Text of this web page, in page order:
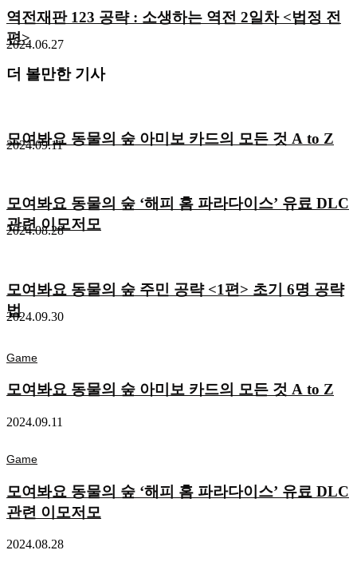
역전재판 123 공략 : 소생하는 역전 2일차 <법정 전
편>
2024.06.27
더 볼만한 기사
모여봐요 동물의 숲 아미보 카드의 모든 것 A to Z
2024.09.11
모여봐요 동물의 숲 ‘해피 홈 파라다이스’ 유료 DLC
관련 이모저모
2024.08.28
모여봐요 동물의 숲 주민 공략 <1편> 초기 6명 공략
법
2024.09.30
Game
모여봐요 동물의 숲 아미보 카드의 모든 것 A to Z
2024.09.11
Game
모여봐요 동물의 숲 ‘해피 홈 파라다이스’ 유료 DLC
관련 이모저모
2024.08.28